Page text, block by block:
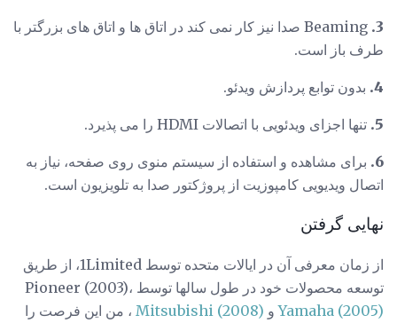
3.
Beaming صدا نیز کار نمی کند در اتاق ها و اتاق های بزرگتر با
طرف باز است.
4. بدون توابع پردازش ویدئو.
5. تنها اجزای ویدئویی با اتصالات HDMI را می پذیرد.
6. برای مشاهده و استفاده از سیستم منوی روی صفحه، نیاز به
اتصال ویدیویی کامپوزیت از پروژکتور صدا به تلویزیون است.
نهایی گرفتن
از زمان معرفی آن در ایالات متحده توسط 1Limited، از طریق
توسعه محصولات خود در طول سالها توسط Pioneer (2003)،
Yamaha (2005)و Mitsubishi (2008) ، من این فرصت را